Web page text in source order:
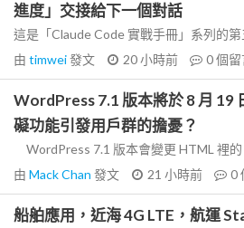
進度」交接給下一個對話
這是「Claude Code 實戰手冊」系列的第
由 timwei發文 20 小時前 0個留
WordPress 7.1 版本將於 8 月 19
礙功能引發用戶群的擔憂？
WordPress 7.1 版本會變更 HTML 裡的
由 Mack Chan 發文 21 小時前 0
船舶應用，近海 4G LTE，航運